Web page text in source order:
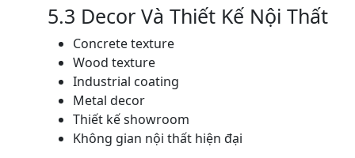
5.3 Decor Và Thiết Kế Nội Thất
Concrete texture
Wood texture
Industrial coating
Metal decor
Thiết kế showroom
Không gian nội thất hiện đại